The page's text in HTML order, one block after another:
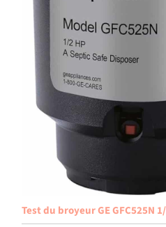
Test du broyeur GE GFC525N